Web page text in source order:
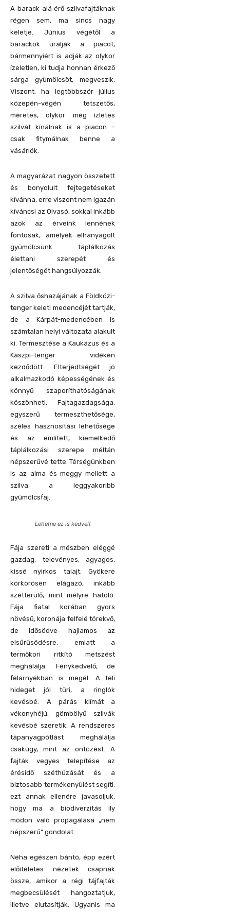
A barack alá érő szilvafajtáknak
régen sem, ma sincs nagy
keletje. Június végétől a
barackok uralják a piacot,
bármennyiért is adják az olykor
ízeletlen, ki tudja honnan érkező
sárga gyümölcsöt, megveszik.
Viszont, ha legtöbbször július
közepén-végén tetszetős,
méretes, olykor még ízletes
szilvát kínálnak is a piacon –
csak fitymálnak benne a
vásárlók.
A magyarázat nagyon összetett
és bonyolult fejtegetéseket
kívánna, erre viszont nem igazán
kíváncsi az Olvasó, sokkal inkább
azok az érveink lennének
fontosak, amelyek elhanyagolt
gyümölcsünk táplálkozás
élettani szerepét és
jelentőségét hangsúlyozzák.
A szilva őshazájának a Földközi-
tenger keleti medencéjét tartják,
de a Kárpát-medencében is
számtalan helyi változata alakult
ki. Termesztése a Kaukázus és a
Kaszpi-tenger vidékén
kezdődött. Elterjedtségét jó
alkalmazkodó képességének és
könnyű szaporíthatóságának
köszönheti. Fajtagazdagsága,
egyszerű termeszthetősége,
széles hasznosítási lehetősége
és az említett, kiemelkedő
táplálkozási szerepe méltán
népszerűvé tette. Térségünkben
is az alma és meggy mellett a
szilva a leggyakoribb
gyümölcsfaj.
Lehetne ez is kedvelt
Fája szereti a mészben eléggé
gazdag, televényes, agyagos,
kissé nyirkos talajt. Gyökere
körkörösen elágazó, inkább
szétterülő, mint mélyre hatoló.
Fája fiatal korában gyors
növésű, koronája felfelé törekvő,
de idősödve hajlamos az
elsűrűsödésre, emiatt a
termőkori ritkító metszést
meghálálja. Fénykedvelő, de
félárnyékban is megél. A téli
hideget jól tűri, a ringlók
kevésbé. A párás klímát a
vékonyhéjú, gömbölyű szilvák
kevésbé szeretik. A rendszeres
tápanyagpótlást meghálálja
csakúgy, mint az öntözést. A
fajták vegyes telepítése az
érésidő széthúzását és a
biztosabb termékenyülést segíti;
ezt annak ellenére javasoljuk,
hogy ma a biodiverzitás ily
módon való propagálása „nem
népszerű” gondolat…
Néha egészen bántó, épp ezért
előítéletes nézetek csapnak
össze, amikor a régi tájfajták
megbecsülését hangoztatjuk,
illetve elutasítják. Ugyanis ma